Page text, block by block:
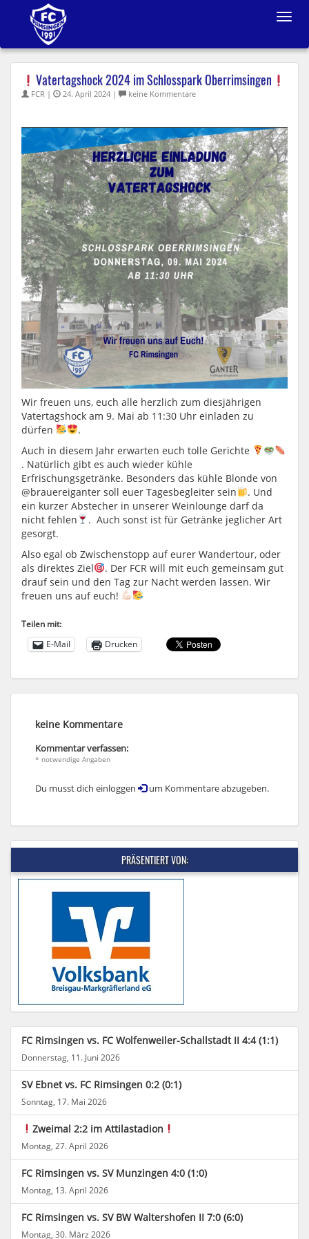
Toggle
Vatertagshock 2024 im Schlosspark Oberrimsingen
FCR | 24. April 2024 | keine Kommentare
Wir freuen uns, euch alle herzlich zum diesjährigen
Vatertagshock am 9. Mai ab 11:30 Uhr einladen zu
dürfen
.
Auch in diesem Jahr erwarten euch tolle Gerichte
. Natürlich gibt es auch wieder kühle
Erfrischungsgetränke. Besonders das kühle Blonde von
@brauereiganter soll euer Tagesbegleiter sein
. Und
ein kurzer Abstecher in unserer Weinlounge darf da
nicht fehlen
. Auch sonst ist für Getränke jeglicher Art
gesorgt.
Also egal ob Zwischenstopp auf eurer Wandertour, oder
als direktes Ziel
. Der FCR will mit euch gemeinsam gut
drauf sein und den Tag zur Nacht werden lassen. Wir
freuen uns auf euch!
Teilen mit:
E-Mail
Drucken
keine Kommentare
Kommentar verfassen:
* notwendige Angaben
Du musst dich einloggen um Kommentare abzugeben.
PRÄSENTIERT VON:
FC Rimsingen vs. FC Wolfenweiler-Schallstadt II 4:4 (1:1)
Donnerstag, 11. Juni 2026
SV Ebnet vs. FC Rimsingen 0:2 (0:1)
Sonntag, 17. Mai 2026
Zweimal 2:2 im Attilastadion
Montag, 27. April 2026
FC Rimsingen vs. SV Munzingen 4:0 (1:0)
Montag, 13. April 2026
FC Rimsingen vs. SV BW Waltershofen II 7:0 (6:0)
Montag, 30. März 2026